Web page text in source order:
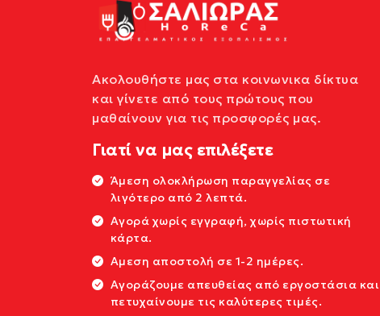
Ακολουθήστε μας στα κοινωνικα δίκτυα
και γίνετε από τους πρώτους που
μαθαίνουν για τις προσφορές μας.
Γιατί να μας επιλέξετε
Άμεση ολοκλήρωση παραγγελίας σε
λιγότερο από 2 λεπτά.
Αγορά χωρίς εγγραφή, χωρίς πιστωτική
κάρτα.
Αμεση αποστολή σε 1-2 ημέρες.
Αγοράζουμε απευθείας από εργοστάσια και
πετυχαίνουμε τις καλύτερες τιμές.